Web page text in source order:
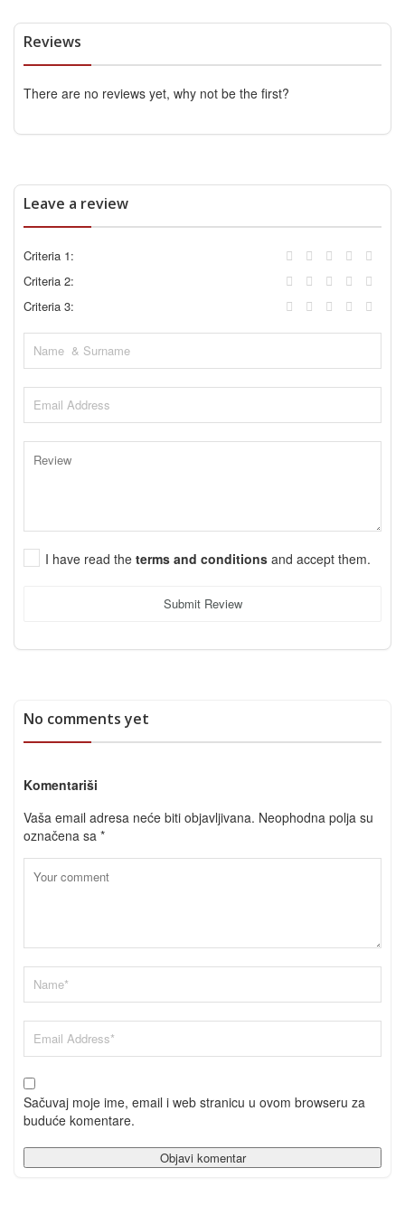
Reviews
There are no reviews yet, why not be the first?
Leave a review
Criteria 1:
Criteria 2:
Criteria 3:
I have read the terms and conditions and accept them.
Submit Review
No comments yet
Komentariši
Vaša email adresa neće biti objavljivana. Neophodna polja su
označena sa *
Sačuvaj moje ime, email i web stranicu u ovom browseru za
buduće komentare.